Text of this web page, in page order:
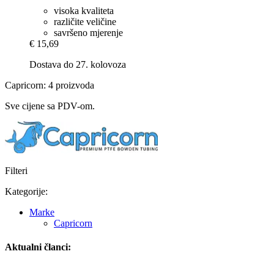
visoka kvaliteta
različite veličine
savršeno mjerenje
€ 15,69
Dostava do 27. kolovoza
Capricorn: 4 proizvoda
Sve cijene sa PDV-om.
Filteri
Kategorije:
Marke
Capricorn
Aktualni članci: